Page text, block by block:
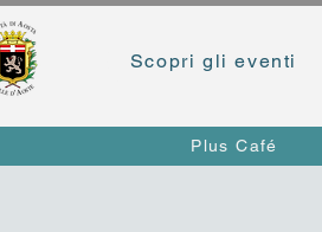
Scopri gli eventi
Plus Café